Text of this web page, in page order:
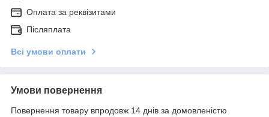
Оплата за реквізитами
Післяплата
Всі умови оплати
Умови повернення
Повернення товару впродовж 14 днів за домовленістю